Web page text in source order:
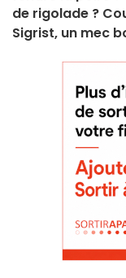
de rigolade ?
Sigrist, un mec